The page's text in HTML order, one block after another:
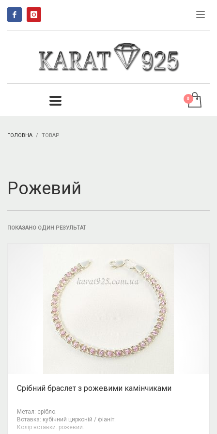
ГОЛОВНА ТОВАР
Рожевий
ПОКАЗАНО ОДИН РЕЗУЛЬТАТ
Срібний браслет з рожевими камінчиками
Метал: срібло.
Вставка: кубічний цирконій / фіаніт.
Колір вставки: рожевий.